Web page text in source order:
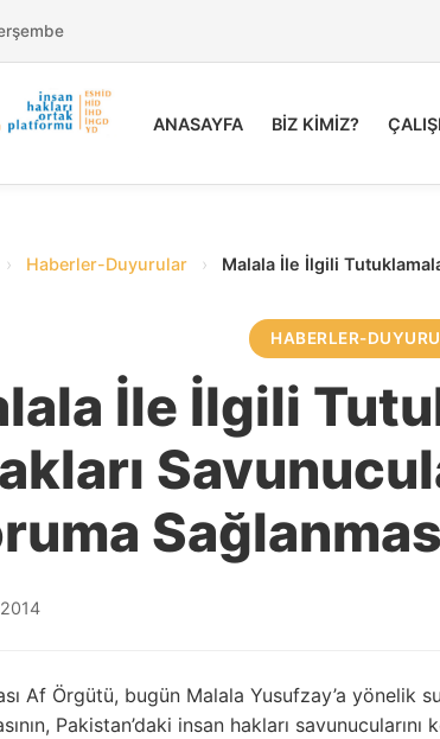
ANASAYFA BİZ KİMİZ?
› Haberler-Duyurular › Malala İle İlgili
HABERLER-
İle İlgili
Af Örgütü, bugün Malala Yusufzay’a yönelik
Pakistan’daki insan hakları